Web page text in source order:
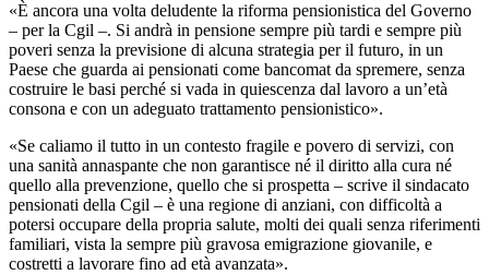
«È ancora una volta deludente la riforma pensionistica del Governo
– per la Cgil –. Si andrà in pensione sempre più tardi e sempre più
poveri senza la previsione di alcuna strategia per il futuro, in un
Paese che guarda ai pensionati come bancomat da spremere, senza
costruire le basi perché si vada in quiescenza dal lavoro a un’età
consona e con un adeguato trattamento pensionistico».
«Se caliamo il tutto in un contesto fragile e povero di servizi, con
una sanità annaspante che non garantisce né il diritto alla cura né
quello alla prevenzione, quello che si prospetta – scrive il sindacato
pensionati della Cgil – è una regione di anziani, con difficoltà a
potersi occupare della propria salute, molti dei quali senza riferimenti
familiari, vista la sempre più gravosa emigrazione giovanile, e
costretti a lavorare fino ad età avanzata».